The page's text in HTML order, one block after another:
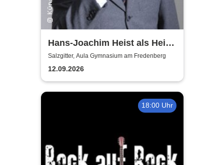
Hans-Joachim Heist als Heinz
Erhard - Noch'n Gedicht
Salzgitter, Aula Gymnasium am Fredenberg
12.09.2026
18:00 Uhr